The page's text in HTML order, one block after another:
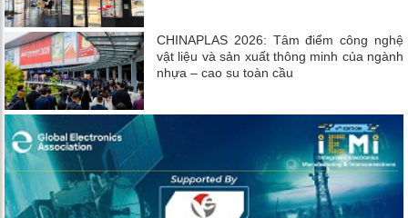
CHINAPLAS 2026: Tâm điểm công nghệ
vật liệu và sản xuất thông minh của ngành
nhựa – cao su toàn cầu